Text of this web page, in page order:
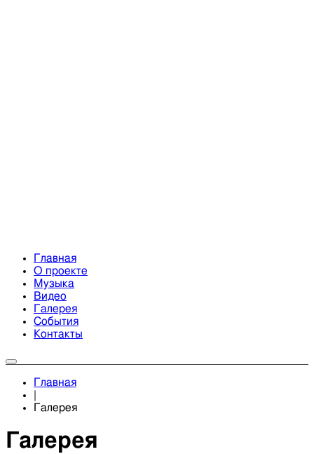
Главная
О проекте
Музыка
Видео
Галерея
События
Контакты
Главная
Галерея
Галерея